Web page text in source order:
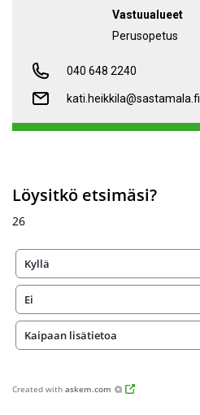
Vastuualueet
perusopetus
040 648 2240
kati.heikkila@sastamala.fi
Löysitkö etsimäsi?
26
Kyllä
Ei
Kaipaan lisätietoa
Created with askem.com